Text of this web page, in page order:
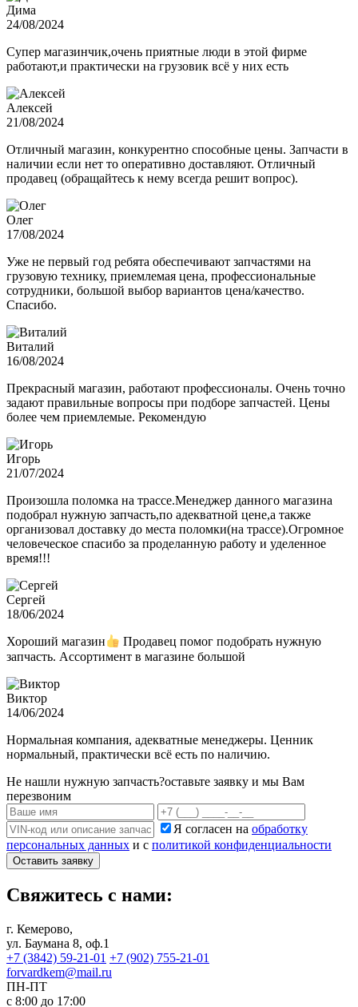
Дима
24/08/2024
Супер магазинчик,очень приятные люди в этой фирме
работают,и практически на грузовик всё у них есть
Алексей
21/08/2024
Отличный магазин, конкурентно способные цены. Запчасти в
наличии если нет то оперативно доставляют. Отличный
продавец (обращайтесь к нему всегда решит вопрос).
Олег
17/08/2024
Уже не первый год ребята обеспечивают запчастями на
грузовую технику, приемлемая цена, профессиональные
сотрудники, большой выбор вариантов цена/качество.
Спасибо.
Виталий
16/08/2024
Прекрасный магазин, работают профессионалы. Очень точно
задают правильные вопросы при подборе запчастей. Цены
более чем приемлемые. Рекомендую
Игорь
21/07/2024
Произошла поломка на трассе.Менеджер данного магазина
подобрал нужную запчасть,по адекватной цене,а также
организовал доставку до места поломки(на трассе).Огромное
человеческое спасибо за проделанную работу и уделенное
время!!!
Сергей
18/06/2024
Хороший магазин
Продавец помог подобрать нужную
запчасть. Ассортимент в магазине большой
Виктор
14/06/2024
Нормальная компания, адекватные менеджеры. Ценник
нормальный, практически всё есть по наличию.
Не нашли нужную запчасть?оставьте заявку и мы Вам
перезвоним
Я согласен на обработку
персональных данных и с политикой конфиденциальности
Оставить заявку
Свяжитесь с нами:
г. Кемерово,
ул. Баумана 8, оф.1
+7 (3842) 59-21-01 +7 (902) 755-21-01
forvardkem@mail.ru
ПН-ПТ
с 8:00 до 17:00